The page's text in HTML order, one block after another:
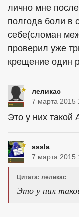
лично мне
полгода боли в
себе(сломан
проверил уже
крещение один
леликас
7 марта 2015
Это у них такой
sssla
7 марта 2015
Цитата: леликас
Это у них